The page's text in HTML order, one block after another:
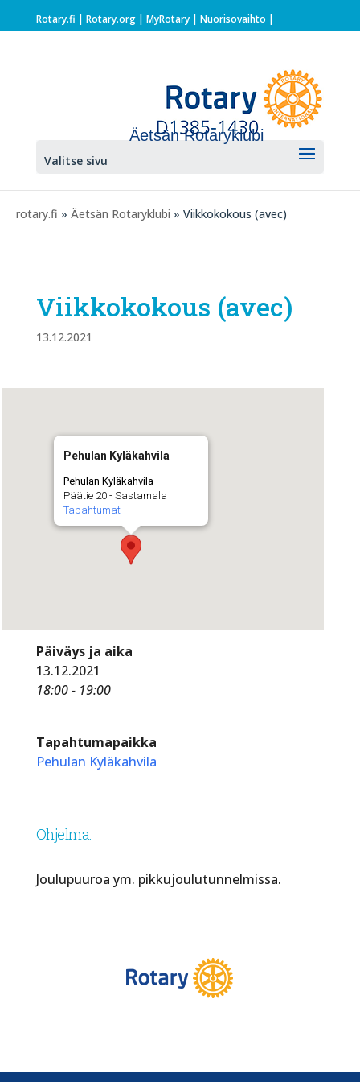
Rotary.fi | Rotary.org| MyRotary | Nuorisovaihto |
Äetsän Rotaryklubi
Valitse sivu
rotary.fi » Äetsän Rotaryklubi » Viikkokokous (avec)
Viikkokokous (avec)
13.12.2021
Pehulan Kyläkahvila
Pehulan Kyläkahvila
Päätie 20 - Sastamala
Tapahtumat
Päiväys ja aika
13.12.2021
18:00 - 19:00
Tapahtumapaikka
Pehulan Kyläkahvila
Ohjelma:
Joulupuuroa ym. pikkujoulutunnelmissa.